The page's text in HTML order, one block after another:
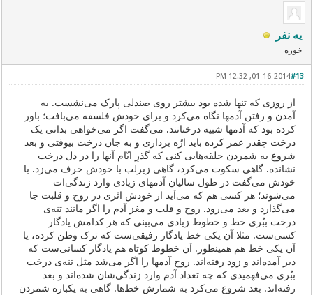
یه نفر
خوره
#13
01-16-2014, 12:32 PM
از روزی که تنها شده بود بیشتر روی صندلی پارک می‌نشست. به
آمدن و رفتن آدمها نگاه می‌کرد و برای خودش فلسفه می‌بافت؛ باور
کرده بود که آدمها شبیه درختانند. می‌گفت اگر می‌خواهی بدانی یک
درخت چقدر عمر کرده باید ارّه برداری و به جان‌ درخت بیوفتی و بعد
شروع به شمردن حلقه‌هایی کنی که گذر‌ِ ایّام آنها را در دل درخت
نشانده. گاهی سکوت می‌کرد، گاهی زیرلب با خودش حرف می‌زد. با
خودش می‌گفت در طول‌ سالیان آدمهای زیادی وارد زندگی‌ات
می‌شوند؛ هر کسی هم که می‌آید از خودش اثری در روح و قلبت جا
می‌گذارد و بعد می‌رود. روح و قلب و مغز آدم را اگر مانند تنه‌ی
درخت ببُری خط و خطوط زیادی می‌بینی که هر کدامش یادگار
کسی‌ست. مثلا آن یکی خط یادگار رفیقی‌ست که ترک وطن کرده، یا
آن یکی خط هم همینطور. آن خطوط کوتاه هم یادگار کسانی‌ست که
دیر آمده‌اند و زود رفته‌اند. روح آدمها را اگر می‌شد مثل تنه‌ی درخت
ببُری می‌فهمیدی که چه تعداد آدم وارد زندگی‌‌شان شده‌اند و بعد
رفته‌اند. بعد شروع می‌کرد به شمارش‌ خط‌ها. گاهی به یکباره شمردن